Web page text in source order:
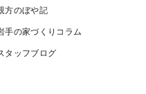
方のぼや記
⼿の家づくりコラム
タッフブログ